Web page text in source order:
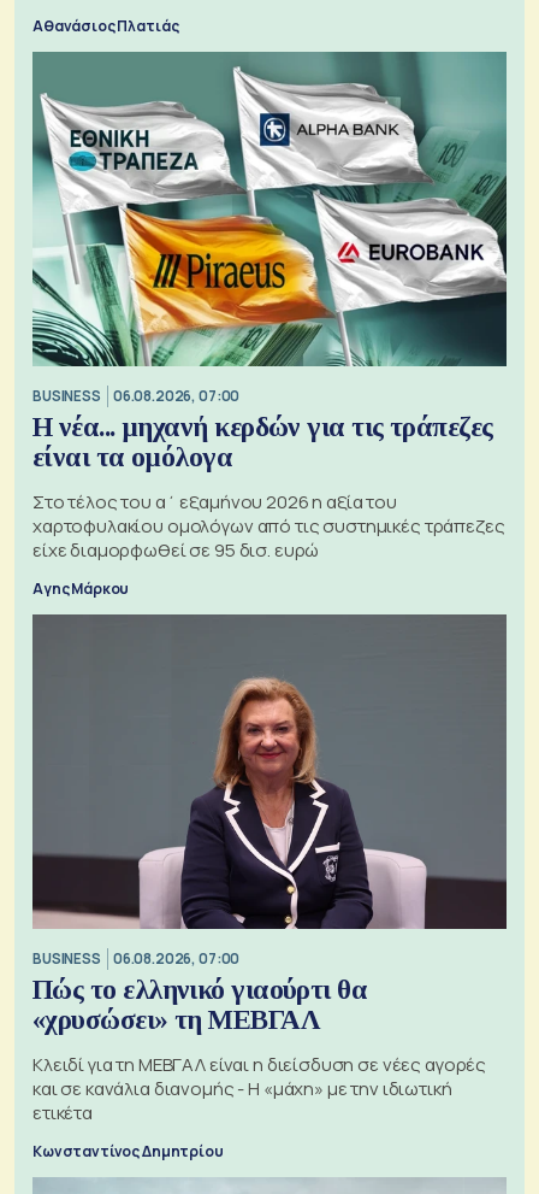
Αθανάσιος Πλατιάς
BUSINESS 06.08.2026, 07:00
Η νέα... μηχανή κερδών για τις τράπεζες
είναι τα ομόλογα
Στο τέλος του α΄ εξαμήνου 2026 η αξία του
χαρτοφυλακίου ομολόγων από τις συστημικές τράπεζες
είχε διαμορφωθεί σε 95 δισ. ευρώ
Αγης Μάρκου
BUSINESS 06.08.2026, 07:00
Πώς το ελληνικό γιαούρτι θα
«χρυσώσει» τη ΜΕΒΓΑΛ
Κλειδί για τη ΜΕΒΓΑΛ είναι η διείσδυση σε νέες αγορές
και σε κανάλια διανομής - Η «μάχη» με την ιδιωτική
ετικέτα
Κωνσταντίνος Δημητρίου